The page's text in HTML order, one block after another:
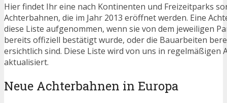
Hier findet Ihr eine nach Kontinenten und Freizeitparks
Achterbahnen, die im Jahr 2013 eröffnet werden. Eine
diese Liste aufgenommen, wenn sie von dem jeweiligen
bereits offiziell bestätigt wurde, oder die Bauarbeiten
ersichtlich sind. Diese Liste wird von uns in regelmäßigen
aktualisiert.
Neue Achterbahnen in Europa